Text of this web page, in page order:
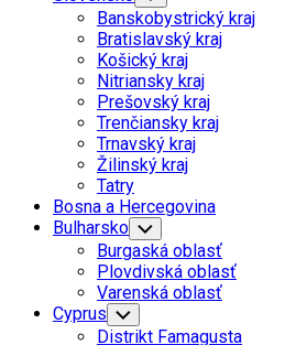
Child
Menu
Banskobystrický kraj
Bratislavský kraj
Košický kraj
Nitriansky kraj
Prešovský kraj
Trenčiansky kraj
Trnavský kraj
Žilinský kraj
Tatry
Bosna a Hercegovina
Bulharsko Toggle
Child
Menu
Burgaská oblasť
Plovdivská oblasť
Varenská oblasť
Cyprus Toggle
Child
Distrikt Famagusta